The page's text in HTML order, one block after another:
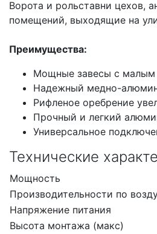
Ворота и рольставни цехов,
помещений, выходящие на
Преимущества:
Мощные завесы с малым
Надежный медно-
Рифленое оребрение
Прочный и легкий
Универсальное
Технические
Мощность
Производительности по
Напряжение питания
Высота монтажа (макс)